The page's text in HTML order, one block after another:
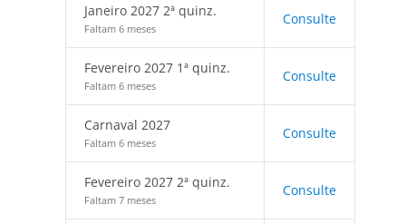
Janeiro 2027 2ª quinz.
Faltam 6 meses
Consulte
Fevereiro 2027 1ª quinz.
Faltam 6 meses
Consulte
Carnaval 2027
Faltam 6 meses
Consulte
Fevereiro 2027 2ª quinz.
Faltam 7 meses
Consulte